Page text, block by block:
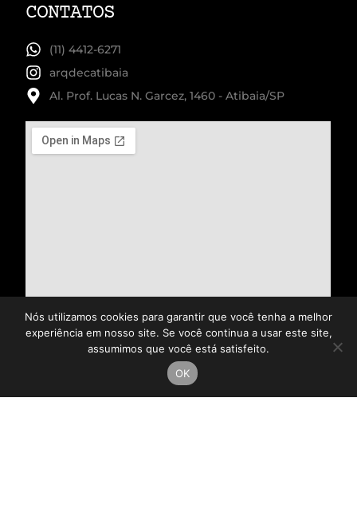
CONTATOS
(11) 4412-6271
arqdecatibaia
Al. Prof. Lucas N. Garcez, 1460 - Atibaia/SP
Nós utilizamos cookies para garantir que você tenha a melhor
experiência em nosso site. Se você continua a usar este site,
assumimos que você está satisfeito.
OK